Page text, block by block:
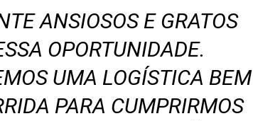
ANSIOSOS E GRATOS
OPORTUNIDADE.
UMA LOGÍSTICA BEM
PARA CUMPRIRMOS